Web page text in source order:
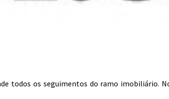
todos os seguimentos do ramo imobiliário.